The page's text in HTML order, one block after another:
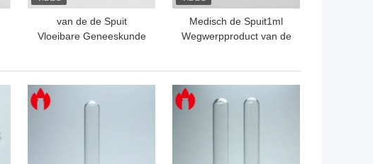
van de de Spuit
Vloeibare Geneeskunde
Medisch de Spuit1ml
Wegwerpproduct van de
BESTE PRIJS BESTE PRIJS